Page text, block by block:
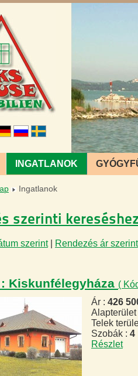
INGATLANOK
Ingatlanok
szerinti
szerint| Rendezés ár szerint
Kiskunfélegyháza (
Ár : 426
Alapterület
Telek
Szobák : 4
Részlet